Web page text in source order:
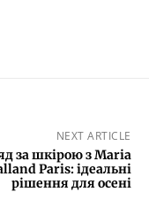
NEXT ARTICLE
за шкірою з Maria
Paris: ідеальні
рішення для осені